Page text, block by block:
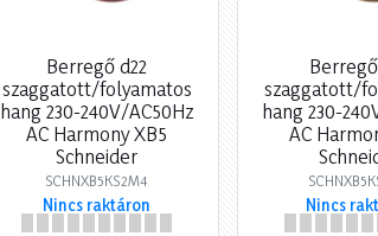
Berregő d22
szaggatott/folyamatos
hang 230-240V/AC50Hz
AC Harmony XB5
Schneider
SCHNXB5KS2M4
Nincs raktáron
szaggatott/
hang 230-
AC
Nincs